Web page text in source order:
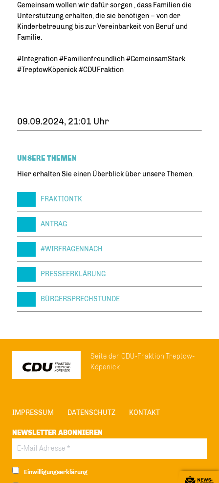
Gemeinsam wollen wir dafür sorgen , dass Familien die
Unterstützung erhalten, die sie benötigen – von der
Kinderbetreuung bis zur Vereinbarkeit von Beruf und
Familie.
#Integration #Familienfreundlich #GemeinsamStark
#TreptowKöpenick #CDUFraktion
09.09.2024, 21:01 Uhr
UNSERE THEMEN
Hier erhalten Sie einen Überblick über unsere Themen.
FRAKTIONTK
ANTRAG
#WIRFRAGENNACH
PRESSEERKLÄRUNG
BÜRGERSPRECHSTUNDE
Seite der CDU-Fraktion Treptow-
Köpenick
IMPRESSUM DATENSCHUTZ KONTAKT
NEWSLETTER ABONNIEREN
Einwilligungserklärung